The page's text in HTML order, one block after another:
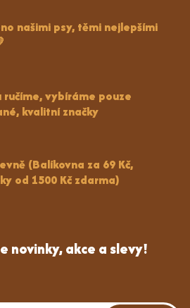
našimi psy, těmi nejlepšími
ručíme, vybíráme pouze
kvalitní značky
(Balíkovna za 69 Kč,
od 1500 Kč zdarma)
novinky, akce a slevy!